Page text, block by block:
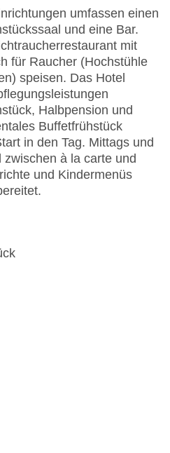
1
2
53
Außenpool, Indoor
am Pool
Express, Diners Club,
Visa
umfassen einen
und eine Bar.
mit
für Raucher (Hochstühle
speisen. Das Hotel
Halbpension und
Buffetfrühstück
in den Tag. Mittags und
à la carte und
und Kindermenüs